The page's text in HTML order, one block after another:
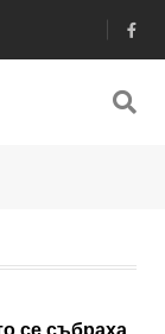
се събраха